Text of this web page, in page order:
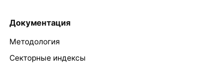
Документация
Методология
Секторные индексы